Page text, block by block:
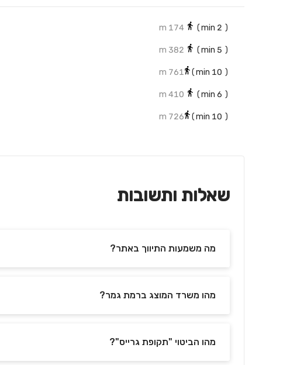
(
2
174 m
(
5
382 m
(
10
761 m
(
6
410 m
(
10
726 m
שאלות ותשובות
מה משמעות התיווך באתר?
מהו משרד המוצג ברמת גמר?
מהו הביטוי "תקופת גרייס"?